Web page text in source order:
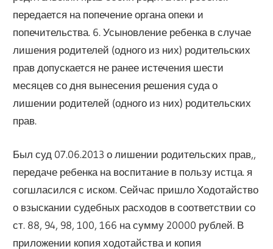
передается на попечение органа опеки и
попечительства. 6. Усыновление ребенка в случае
лишения родителей (одного из них) родительских
прав допускается не ранее истечения шести
месяцев со дня вынесения решения суда о
лишении родителей (одного из них) родительских
прав.
Был суд 07.06.2013 о лишении родительских прав,,
передаче ребенка на воспитание в пользу истца. я
согшласился с иском. Сейчас пришло Ходотайство
о взыскании судебных расходов в соответствии со
ст. 88, 94, 98, 100, 166 на сумму 20000 рублей. В
приложении копия ходотайства и копия